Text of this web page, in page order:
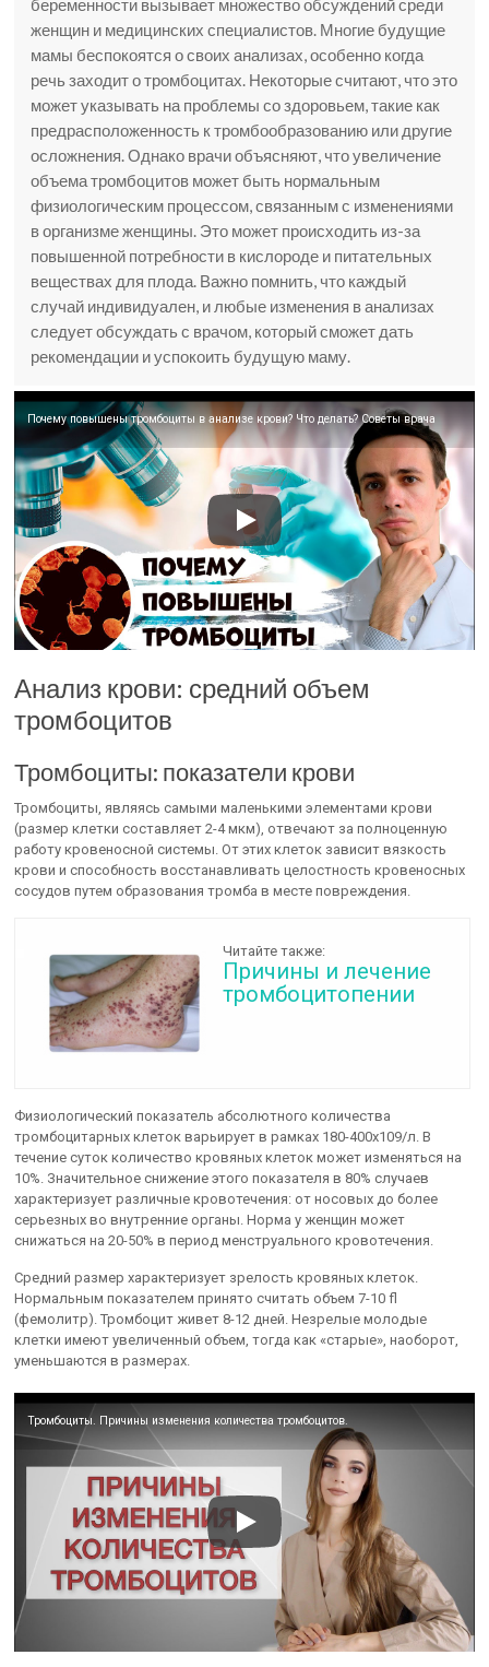
беременности вызывает множество обсуждений среди
женщин и медицинских специалистов. Многие будущие
мамы беспокоятся о своих анализах, особенно когда
речь заходит о тромбоцитах. Некоторые считают, что это
может указывать на проблемы со здоровьем, такие как
предрасположенность к тромбообразованию или другие
осложнения. Однако врачи объясняют, что увеличение
объема тромбоцитов может быть нормальным
физиологическим процессом, связанным с изменениями
в организме женщины. Это может происходить из-за
повышенной потребности в кислороде и питательных
веществах для плода. Важно помнить, что каждый
случай индивидуален, и любые изменения в анализах
следует обсуждать с врачом, который сможет дать
рекомендации и успокоить будущую маму.
Почему повышены тромбоциты в анализе крови? Что делать? Советы врача
Анализ крови: средний объем
тромбоцитов
Тромбоциты: показатели крови
Тромбоциты, являясь самыми маленькими элементами крови
(размер клетки составляет 2-4 мкм), отвечают за полноценную
работу кровеносной системы. От этих клеток зависит вязкость
крови и способность восстанавливать целостность кровеносных
сосудов путем образования тромба в месте повреждения.
Читайте также:
Причины и лечение
тромбоцитопении
Физиологический показатель абсолютного количества
тромбоцитарных клеток варьирует в рамках 180-400х109/л. В
течение суток количество кровяных клеток может изменяться на
10%. Значительное снижение этого показателя в 80% случаев
характеризует различные кровотечения: от носовых до более
серьезных во внутренние органы. Норма у женщин может
снижаться на 20-50% в период менструального кровотечения.
Средний размер характеризует зрелость кровяных клеток.
Нормальным показателем принято считать объем 7-10 fl
(фемолитр). Тромбоцит живет 8-12 дней. Незрелые молодые
клетки имеют увеличенный объем, тогда как «старые», наоборот,
уменьшаются в размерах.
Тромбоциты. Причины изменения количества тромбоцитов.